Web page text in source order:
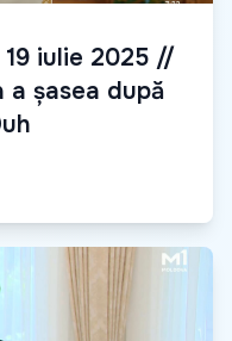
19 iulie 2025 //
a șasea după